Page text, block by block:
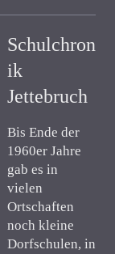
Schulchron
ik
Jettebruch
Bis Ende der
1960er Jahre
gab es in
vielen
Ortschaften
noch kleine
Dorfschulen, in